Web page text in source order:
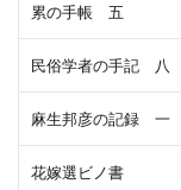
累の手帳 五
民俗学者の手記 八
麻生邦彦の記録 一
花嫁選ビノ書